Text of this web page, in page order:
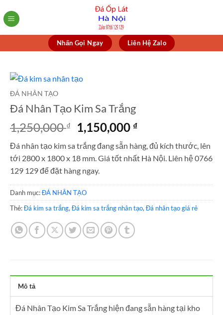
to
Nhấn Gọi Ngay Liên Hệ Zalo
ĐÁ NHÂN TẠO
Đá Nhân Tạo Kim Sa Trắng
1,250,000₫
Giá
gốc
là:
1,250,000 ₫.
1,150,000 ₫Giá
hiện
tại
là:
Đá nhân tạo kim sa trắng đang sẵn hàng, đủ kích thước, lên
tới 2800 x 1800 x 18 mm. Giá tốt nhất Hà Nội. Liên hệ 0766
129 129 để đặt hàng ngay.
Danh mục:ĐÁ NHÂN TẠO
Thẻ:Đá kim sa trắng,Đá kim sa trắng nhân tạo,Đá nhân tạo giá rẻ
Mô tả
Đá Nhân Tạo Kim Sa Trắng hiện đang sẵn hàng tại kho